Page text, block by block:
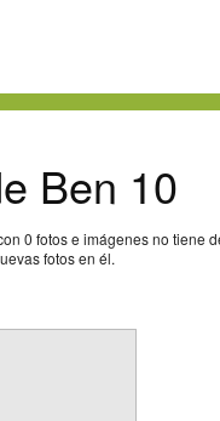
Ben 10
0 fotos e imágenes no tiene
fotos en él.